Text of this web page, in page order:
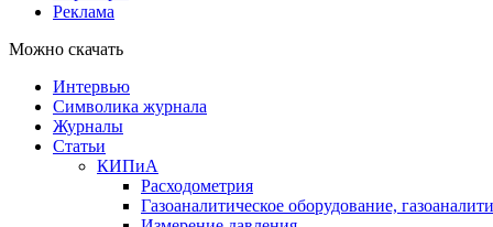
Реклама
Можно скачать
Интервью
Символика журнала
Журналы
Статьи
КИПиА
Расходометрия
Газоаналитическое оборудование,